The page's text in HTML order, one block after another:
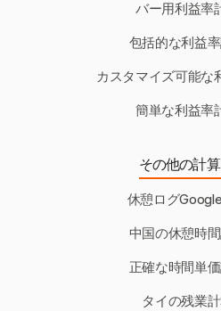
バー用利益率
包括的な利益
カスタマイズ可能な
簡単な利益率
その他の計
休憩ログ
中国の休憩時
正確な時間単
タイの残業